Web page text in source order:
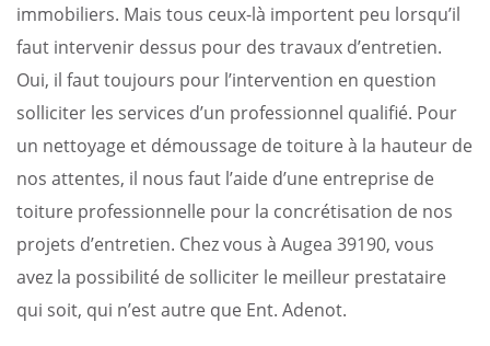
immobiliers. Mais tous ceux-là importent peu lorsqu’il
faut intervenir dessus pour des travaux d’entretien.
Oui, il faut toujours pour l’intervention en question
solliciter les services d’un professionnel qualifié. Pour
un nettoyage et démoussage de toiture à la hauteur de
nos attentes, il nous faut l’aide d’une entreprise de
toiture professionnelle pour la concrétisation de nos
projets d’entretien. Chez vous à Augea 39190, vous
avez la possibilité de solliciter le meilleur prestataire
qui soit, qui n’est autre que Ent. Adenot.